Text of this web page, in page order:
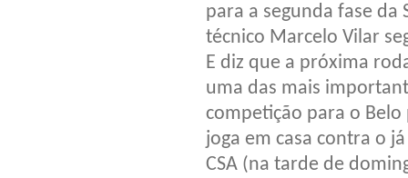
para a segunda fase da
técnico Marcelo Vilar
E diz que a próxima
uma das mais
competição para o
joga em casa contra o
CSA (na tarde de